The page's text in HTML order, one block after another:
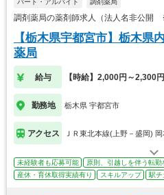
パート・アルバイト 調剤薬局
調剤薬局の薬剤師求人（法人名非公開
【栃木県宇都宮市】栃木県
薬局
給与 【時給】2,000円～2,300円
勤務地 栃木県 宇都宮市
アクセス ＪＲ東北本線(上野－盛岡)
未経験者も応募可能 原則、引越しを伴う転勤
産休・育休取得実績有り
スキルアップ 駅チ